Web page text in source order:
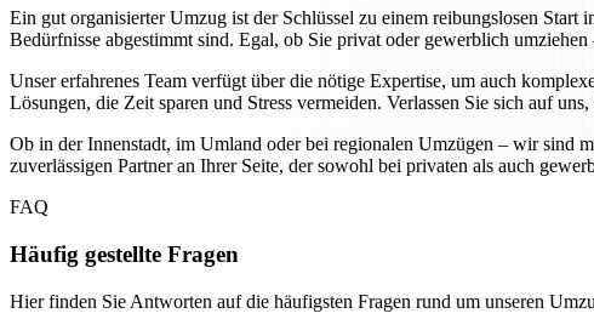
Ein gut organisierter Umzug ist der Schlüssel zu einem reibungslosen
Bedürfnisse abgestimmt sind. Egal, ob Sie privat oder gewerblich
Unser erfahrenes Team verfügt über die nötige Expertise, um auch
Lösungen, die Zeit sparen und Stress vermeiden. Verlassen Sie sich auf
Ob in der Innenstadt, im Umland oder bei regionalen Umzügen – wir sind
zuverlässigen Partner an Ihrer Seite, der sowohl bei privaten als auch
FAQ
Häufig gestellte Fragen
Hier finden Sie Antworten auf die häufigsten Fragen rund um unseren